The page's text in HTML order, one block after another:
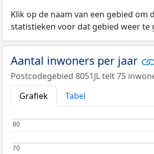
Klik op de naam van een gebied om
statistieken voor dat gebied weer te
Aantal inwoners per jaar
Postcodegebied 8051JL telt 75
Grafiek
Tabel
70
70
80
80